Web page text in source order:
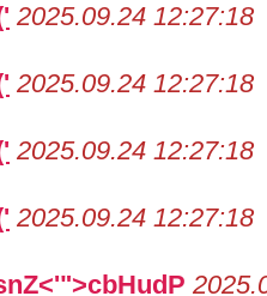
2025.09.24 12:27:18
2025.09.24 12:27:18
2025.09.24 12:27:18
2025.09.24 12:27:18